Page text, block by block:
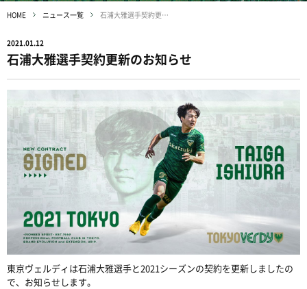
HOME ニュース一覧 石浦大雅選手契約更新のお知らせ
2021.01.12
石浦大雅選手契約更新のお知らせ
東京ヴェルディは石浦大雅選手と2021シーズンの契約を更新しましたの
で、お知らせします。